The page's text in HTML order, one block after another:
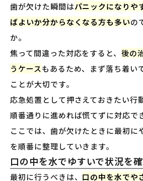
歯が欠けた瞬間はパニックになりや
ばよいか分からなくなる方も多いの
か。
焦って間違った対応をすると、後の
うケースもあるため、まず落ち着い
ことが大切です。
応急処置として押さえておきたい行
順番通りに進めれば慌てずに対応で
ここでは、歯が欠けたときに最初に
を順番に整理していきます。
口の中を水でゆすいで状況を
最初に行うべきは、 口の中を水でや